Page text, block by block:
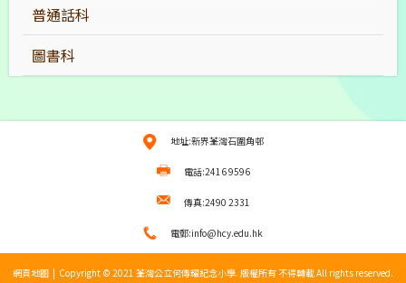
普通話科
圖書科
地址:新界荃灣石圍角邨
電話:2416 9596
傳真:2490 2331
電郵:info@hcy.edu.hk
網頁地圖 | Copyright © 2021 荃灣公立何傳耀紀念小學. 版權所有 不得轉載 All rights reserved.